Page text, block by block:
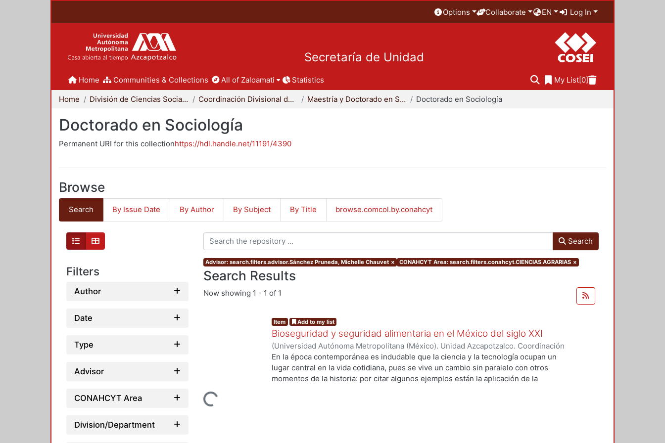
Options Collaborate EN Log In
Secretaría de Unidad
Home Communities & Collections All of Zaloamati Statistics My List[0]
Home División de Ciencias Sociales y Humanidades Coordinación Divisional de Posgrado Maestría y Doctorado en Sociología Doctorado en Sociología
Doctorado en Sociología
Permanent URI for this collectionhttps://hdl.handle.net/11191/4390
Browse
Search By Issue Date By Author By Subject By Title browse.comcol.by.conahcyt
Filters
Author
Date
Type
Advisor
CONAHCYT Area
Division/Department
Search
Advisor: search.filters.advisor.Sánchez Pruneda, Michelle Chauvet × CONAHCYT Area: search.filters.conahcyt.CIENCIAS AGRARIAS ×
Search Results
Now showing 1 - 1 of 1
Loading...
Item Add to my list
Bioseguridad y seguridad alimentaria en el México del siglo XXI
(Universidad Autónoma Metropolitana (México). Unidad Azcapotzalco. Coordinación
de Servicios de Información.,2010-11-12)COTA GUZMAN, HILDA IRENE
En la época contemporánea es indudable que la ciencia y la tecnología ocupan un
lugar central en la vida cotidiana, pues se vive un cambio sin paralelo con otros
momentos de la historia: por citar algunos ejemplos están la aplicación de la